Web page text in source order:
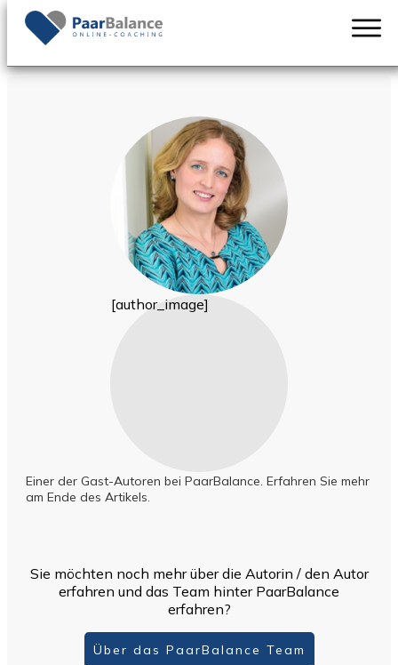
Home AuthorKatharina Samoylova
[author_image]
Einer der Gast-Autoren bei PaarBalance. Erfahren Sie mehr
am Ende des Artikels.
Sie möchten noch mehr über die Autorin / den Autor
erfahren und das Team hinter PaarBalance
erfahren?
Über das PaarBalance Team